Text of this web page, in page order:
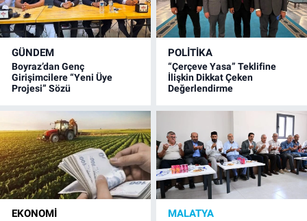
GÜNDEM
Boyraz’dan Genç
Girişimcilere “Yeni Üye
Projesi” Sözü
POLITIKA
“Çerçeve Yasa” Teklifine
İlişkin Dikkat Çeken
Değerlendirme
EKONOMI MALATYA